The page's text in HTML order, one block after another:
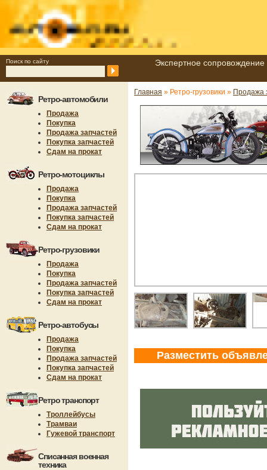
Поиск по сайту Экспертное
Ретро-автомобили
Продажа
Покупка
Продажа запчастей
Покупка запчастей
Сдам на прокат
Ретро-мотоциклы
Продажа
Покупка
Продажа запчастей
Покупка запчастей
Сдам на прокат
Ретро-грузовики
Продажа
Покупка
Продажа запчастей
Покупка запчастей
Сдам на прокат
Ретро-автобусы
Продажа
Покупка
Продажа запчастей
Покупка запчастей
Сдам на прокат
Ретро транспорт
Троллейбусы
Трамваи
Гужевой транспорт
Списанная военная
техника
Главная » Ретро-грузовики » Продажа
Разместить